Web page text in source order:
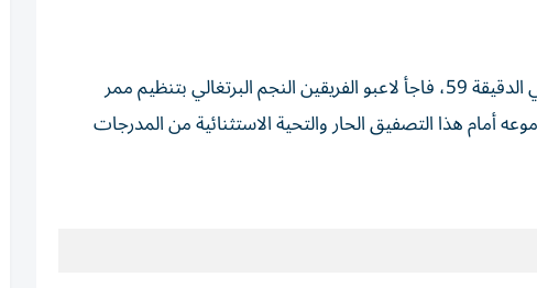
بدأ برناردو سيلفا اللقاء في التشكيلة الأساسية للسيتي، وقبل استبداله في الدقيقة 59، فاجأ لاعبو الفريقين النجم البرتغالي بتنظيم ممر
هذا التصفيق الحار والتحية الاستثنائية من المدرجات